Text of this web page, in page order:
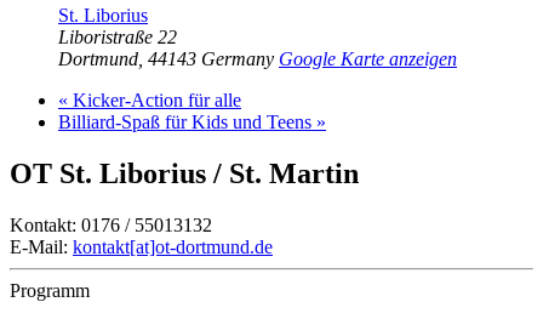
St. Liborius
Liboristraße 22
Dortmund 44143 Germany Google Karte anzeigen
« Kicker-Action für alle
Billiard-Spaß für Kids und Teens »
OT St. Liborius / St. Martin
Kontakt: 0176 / 55013132
E-Mail: kontakt[at]ot-dortmund.de
Programm